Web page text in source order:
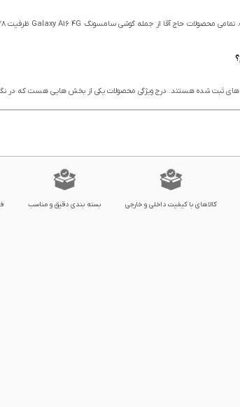
کالاهای با کیفیت داخلی و خارجی بسته بندی دقیق و مناسب